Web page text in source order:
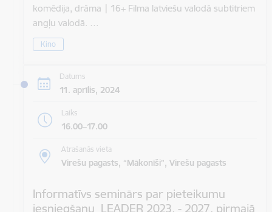
komēdija, drāma | 16+ Filma latviešu valodā subtitriem
angļu valodā. …
Kino
Datums
11. aprīlis, 2024
Laiks
16.00–17.00
Atrašanās vieta
Virešu pagasts, “Mākonīši”, Virešu pagasts
Informatīvs seminārs par pieteikumu
iesniegšanu LEADER 2023. - 2027. pirmajā